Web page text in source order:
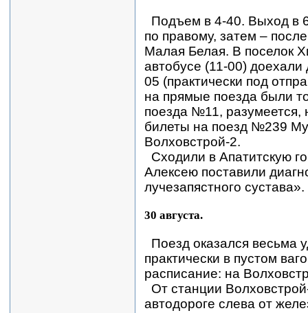
Подъем в 4-40. Выход в
по правому, затем –
Малая Белая. В поселок
автобусе (11-00)
05 (практически под
на прямые поезда были
поезда №11, разумеется,
билеты на поезд №239
Волховстрой-2.
Сходили в Апатитскую
Алексею поставили
лучезапястного сустава».
30 августа.
Поезд оказался весьма
практически в пустом
расписание: на
От станции
автодороге слева от